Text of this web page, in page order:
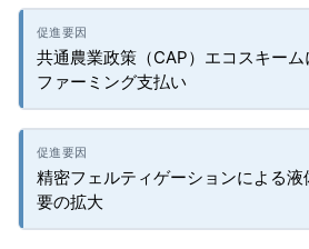
共通農業政策（CAP）エコスキー
ファーミング支払い
精密フェルティゲーションによる
要の拡大